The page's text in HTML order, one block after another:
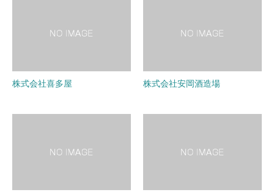
株式会社喜多屋 株式会社安岡酒造場